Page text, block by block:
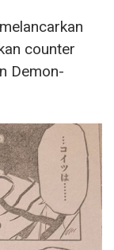
counter
Demon-